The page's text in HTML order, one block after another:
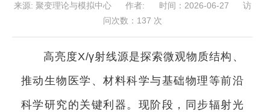
来源: 聚变理论与模拟中心 作者: 时间：2026-06-27
访
问次数： 137 次
高亮度X/γ射线源是探索微观物质结构、
推动生物医学、材料科学与基础物理等前沿
科学研究的关键利器。现阶段，
同步辐射光